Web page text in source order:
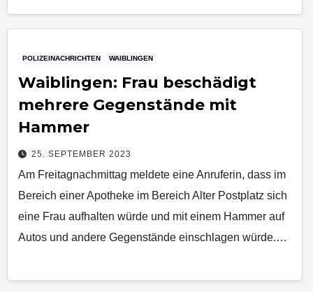
POLIZEINACHRICHTEN WAIBLINGEN
Waiblingen: Frau beschädigt
mehrere Gegenstände mit
Hammer
25. SEPTEMBER 2023
Am Freitagnachmittag meldete eine Anruferin, dass im
Bereich einer Apotheke im Bereich Alter Postplatz sich
eine Frau aufhalten würde und mit einem Hammer auf
Autos und andere Gegenstände einschlagen würde.…